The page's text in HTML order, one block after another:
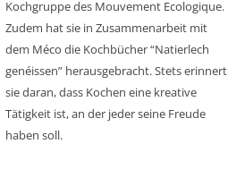
Kochgruppe des Mouvement Ecologique.
Zudem hat sie in Zusammenarbeit mit
dem Méco die Kochbücher “Natierlech
genéissen” herausgebracht. Stets erinnert
sie daran, dass Kochen eine kreative
Tätigkeit ist, an der jeder seine Freude
haben soll.